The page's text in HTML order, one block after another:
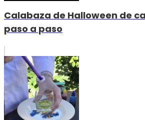
Calabaza de Halloween de
paso a paso